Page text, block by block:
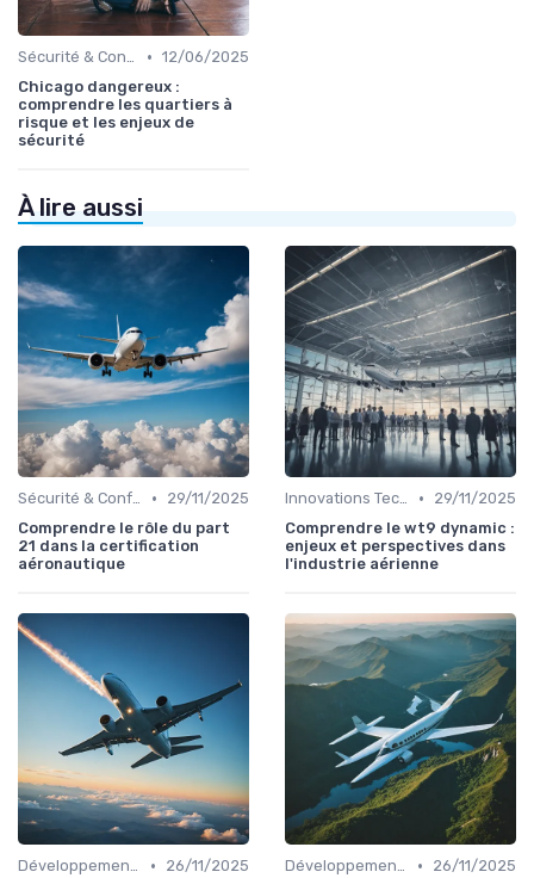
Sécurité & Conformité • 12/06/2025
Chicago dangereux :
comprendre les quartiers à
risque et les enjeux de
sécurité
À lire aussi
Sécurité & Conformité •
29/11/2025
Comprendre le rôle du part
21 dans la certification
aéronautique
Innovations Technologiques •
29/11/2025
Comprendre le wt9 dynamic :
enjeux et perspectives dans
l'industrie aérienne
Développement Durable •
26/11/2025
Développement Durable •
26/11/2025